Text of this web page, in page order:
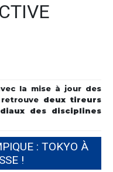
la mise à jour des
deux tireurs
des disciplines
: TOKYO À
!